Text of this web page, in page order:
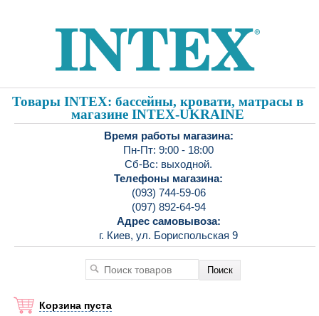
Товары INTEX: бассейны, кровати, матрасы в
магазине INTEX-UKRAINE
Время работы магазина:
Пн-Пт: 9:00 - 18:00
Сб-Вс: выходной.
Телефоны магазина:
(093) 744-59-06
(097) 892-64-94
Адрес самовывоза:
г. Киев, ул. Бориспольская 9
Корзина пуста